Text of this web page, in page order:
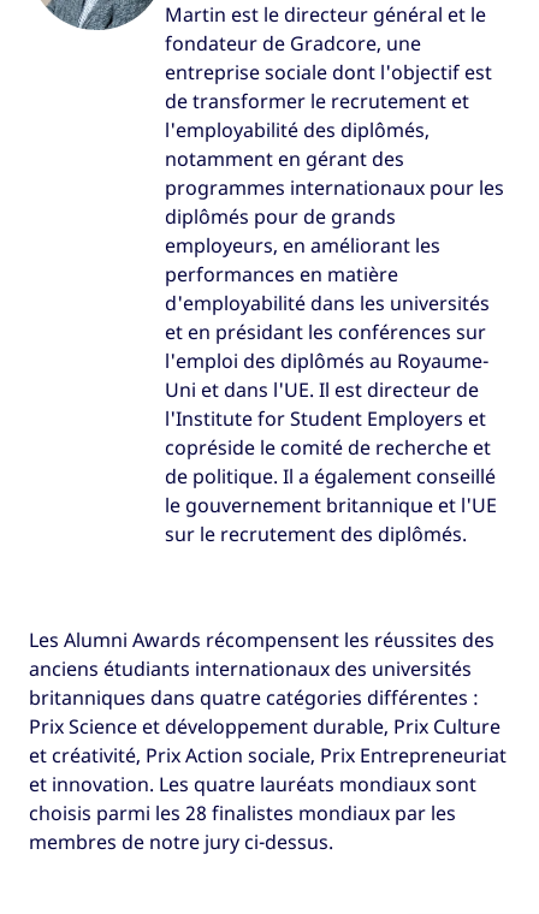
Martin est le directeur général et le
fondateur de Gradcore, une
entreprise sociale dont l'objectif est
de transformer le recrutement et
l'employabilité des diplômés,
notamment en gérant des
programmes internationaux pour les
diplômés pour de grands
employeurs, en améliorant les
performances en matière
d'employabilité dans les universités
et en présidant les conférences sur
l'emploi des diplômés au Royaume-
Uni et dans l'UE. Il est directeur de
l'Institute for Student Employers et
copréside le comité de recherche et
de politique. Il a également conseillé
le gouvernement britannique et l'UE
sur le recrutement des diplômés.
Les Alumni Awards récompensent les réussites des
anciens étudiants internationaux des universités
britanniques dans quatre catégories différentes :
Prix Science et développement durable, Prix Culture
et créativité, Prix Action sociale, Prix Entrepreneuriat
et innovation. Les quatre lauréats mondiaux sont
choisis parmi les 28 finalistes mondiaux par les
membres de notre jury ci-dessus.